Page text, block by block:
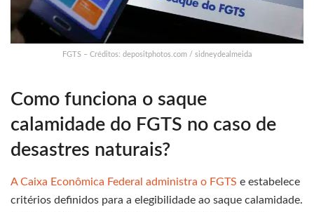
FGTS – Créditos: depositphotos.com / sidneydealmeida
Como funciona o saque
calamidade do FGTS no caso de
desastres naturais?
A Caixa Econômica Federal administra o FGTS e estabelece
critérios definidos para a elegibilidade ao saque calamidade.